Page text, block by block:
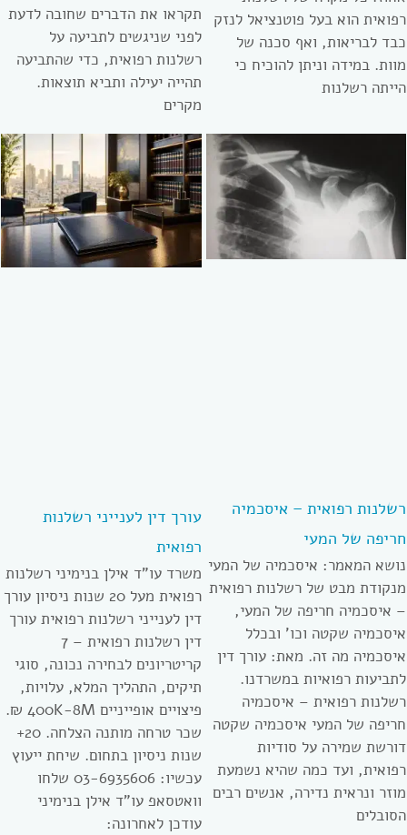
רפואית הוא בעל פוטנציאל לנזק
כבד לבריאות, ואף סכנה של
מוות. במידה וניתן להוכיח כי
הייתה רשלנות
תקראו את הדברים שחובה לדעת
לפני שניגשים לתביעה על
רשלנות רפואית, כדי שהתביעה
תהייה יעילה ותביא תוצאות.
מקרים
רשלנות רפואית – איסכמיה
חריפה של המעי
נושא המאמר: איסכמיה של המעי
מנקודת מבט של רשלנות רפואית
– איסכמיה חריפה של המעי,
איסכמיה שקטה וכו’ ובכלל
איסכמיה מה זה. מאת: עורך דין
לתביעות רפואיות במשרדנו.
רשלנות רפואית – איסכמיה
חריפה של המעי איסכמיה שקטה
דורשת שמירה על סודיות
רפואית, ועד כמה שהיא נשמעת
מוזר ונראית נדירה, אנשים רבים
הסובלים
עורך דין לענייני רשלנות
רפואית
משרד עו”ד אילן בנימיני רשלנות
רפואית מעל 20 שנות ניסיון עורך
דין לענייני רשלנות רפואית עורך
דין רשלנות רפואית – 7
קריטריונים לבחירה נכונה, סוגי
תיקים, התהליך המלא, עלויות,
פיצויים אופייניים 400K-8M ₪.
שכר טרחה מותנה הצלחה. 20+
שנות ניסיון בתחום. שיחת ייעוץ
עכשיו: 03-6935606 שלחו
וואטסאפ עו”ד אילן בנימיני
עודכן לאחרונה: